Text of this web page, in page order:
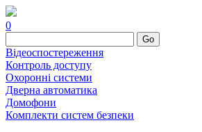
0
Go
Відеоспостереження
Контроль доступу
Охоронні системи
Дверна автоматика
Домофони
Комплекти систем безпеки